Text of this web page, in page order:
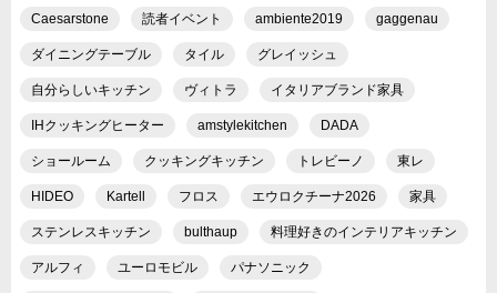
Caesarstone 読者イベント ambiente2019 gaggenau
ダイニングテーブル タイル グレイッシュ
自分らしいキッチン ヴィトラ イタリアブランド家具
IHクッキングヒーター amstylekitchen DADA
ショールーム クッキングキッチン トレビーノ 東レ
HIDEO Kartell フロス エウロクチーナ2026 家具
ステンレスキッチン bulthaup 料理好きのインテリアキッチン
アルフィ ユーロモビル パナソニック